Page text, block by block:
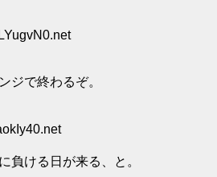
ジで終わるぞ。
負ける日が来る、と。